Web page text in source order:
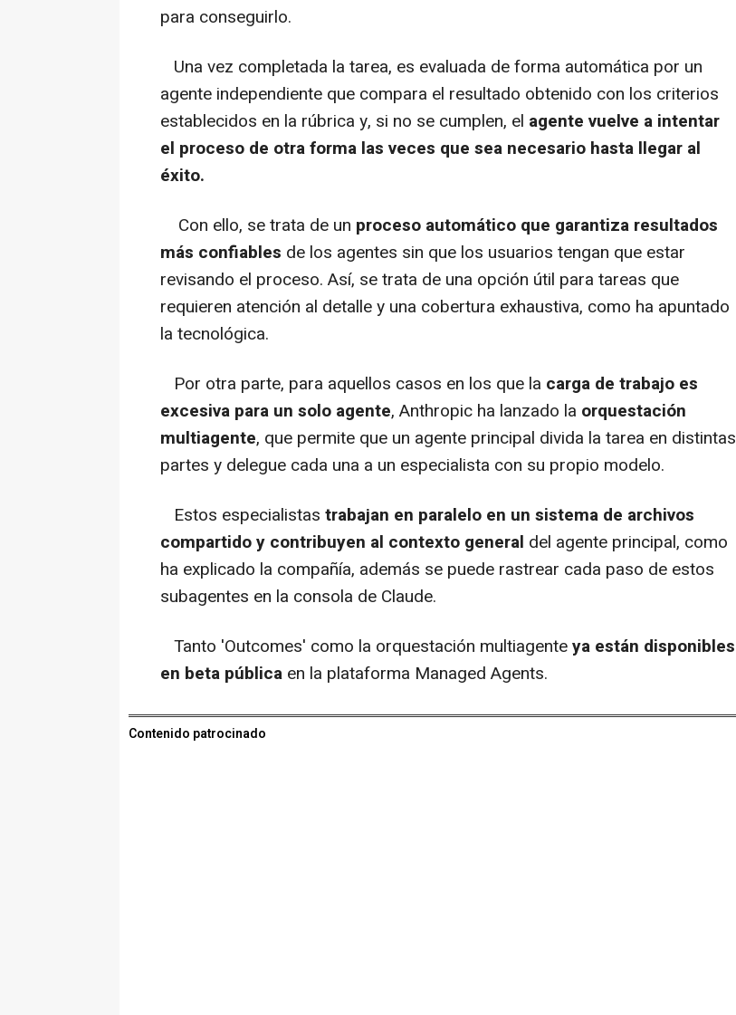
para conseguirlo.
Una vez completada la tarea, es evaluada de forma automática por un
agente independiente que compara el resultado obtenido con los criterios
establecidos en la rúbrica y, si no se cumplen, el agente vuelve a intentar
el proceso de otra forma las veces que sea necesario hasta llegar al
éxito.
Con ello, se trata de un proceso automático que garantiza resultados
más confiables de los agentes sin que los usuarios tengan que estar
revisando el proceso. Así, se trata de una opción útil para tareas que
requieren atención al detalle y una cobertura exhaustiva, como ha apuntado
la tecnológica.
Por otra parte, para aquellos casos en los que la carga de trabajo es
excesiva para un solo agente, Anthropic ha lanzado la orquestación
multiagente, que permite que un agente principal divida la tarea en distintas
partes y delegue cada una a un especialista con su propio modelo.
Estos especialistas trabajan en paralelo en un sistema de archivos
compartido y contribuyen al contexto general del agente principal, como
ha explicado la compañía, además se puede rastrear cada paso de estos
subagentes en la consola de Claude.
Tanto 'Outcomes' como la orquestación multiagenteya están disponibles
en beta pública en la plataforma Managed Agents.
Contenido patrocinado